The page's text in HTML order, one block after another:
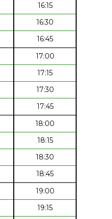
16:15
16:30
16:45
17:00
17:15
17:30
17:45
18:00
18:15
18:30
18:45
19:00
19:15